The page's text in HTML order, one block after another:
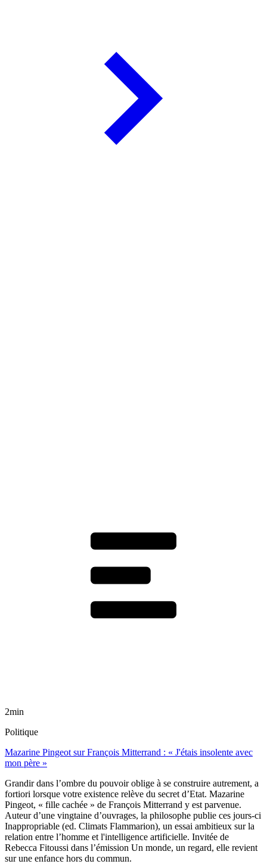
2min
Politique
Mazarine Pingeot sur François Mitterrand : « J'étais insolente avec
mon père »
Grandir dans l’ombre du pouvoir oblige à se construire autrement, a
fortiori lorsque votre existence relève du secret d’Etat. Mazarine
Pingeot, « fille cachée » de François Mitterrand y est parvenue.
Auteur d’une vingtaine d’ouvrages, la philosophe publie ces jours-ci
Inappropriable (ed. Climats Flammarion), un essai ambitieux sur la
relation entre l’homme et l'intelligence artificielle. Invitée de
Rebecca Fitoussi dans l’émission Un monde, un regard, elle revient
sur une enfance hors du commun.